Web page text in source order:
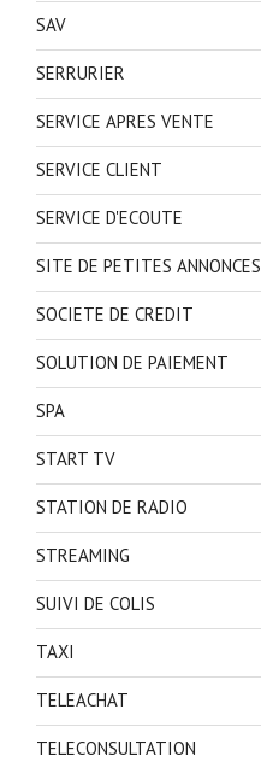
SAV
SERRURIER
SERVICE APRES VENTE
SERVICE CLIENT
SERVICE D'ECOUTE
SITE DE PETITES ANNONCES
SOCIETE DE CREDIT
SOLUTION DE PAIEMENT
SPA
START TV
STATION DE RADIO
STREAMING
SUIVI DE COLIS
TAXI
TELEACHAT
TELECONSULTATION